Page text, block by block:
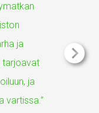
ja
tarjoavat
ja
vartissa.”